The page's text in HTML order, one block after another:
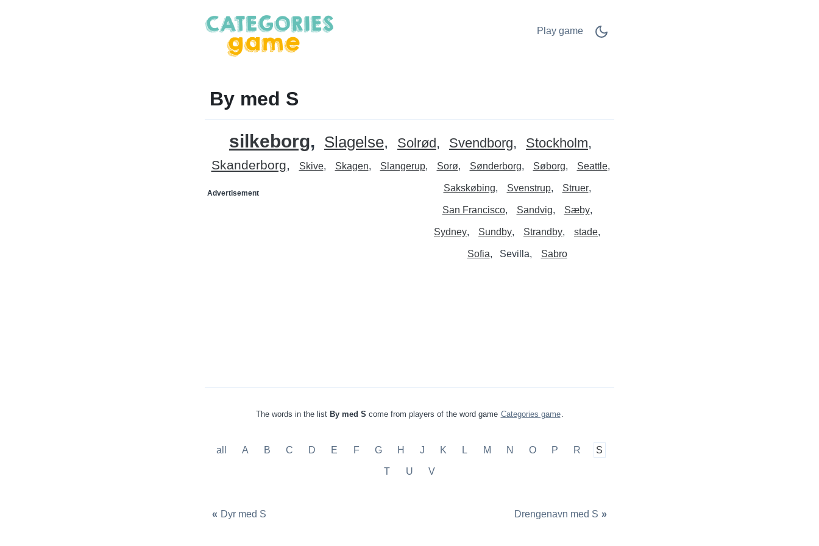
Play game
By med S
silkeborg Slagelse Solrød Svendborg Stockholm
Skanderborg Skive Skagen Slangerup Sorø Sønderborg Søborg Seattle
Sakskøbing Svenstrup
Advertisement Struer
San Francisco Sandvig Sæby
Sydney Sundby Strandby stade
Sofia Sevilla Sabro
The words in the list By med S come from players of the word game Categories game.
all A B C D E F G H J K L M N O P R S
T U V
« Dyr med S Drengenavn med S »